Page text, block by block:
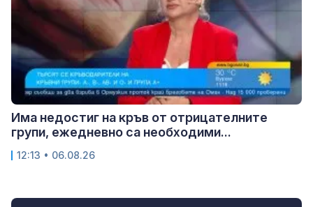
Има недостиг на кръв от отрицателните
групи, ежедневно са необходими...
12:13 • 06.08.26